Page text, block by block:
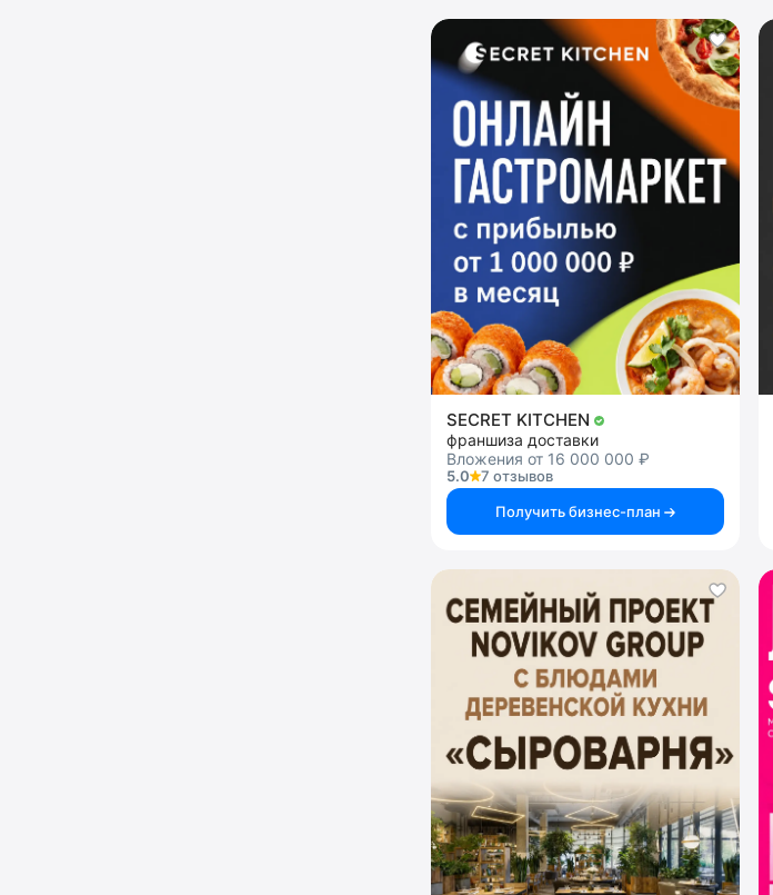
SECRET KITCHEN
франшиза доставки
Вложения от 16 000 000 ₽
5.0
7 отзывов
Получить бизнес-план